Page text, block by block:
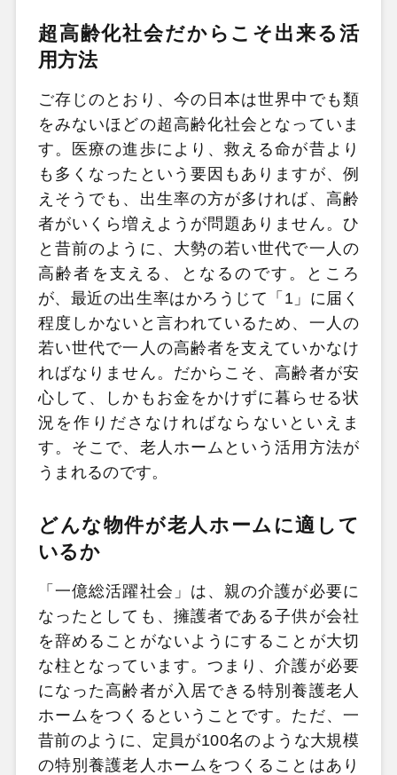
超高齢化社会だからこそ出来る活
用方法
ご存じのとおり、今の日本は世界中でも類
をみないほどの超高齢化社会となっていま
す。医療の進歩により、救える命が昔より
も多くなったという要因もありますが、例
えそうでも、出生率の方が多ければ、高齢
者がいくら増えようが問題ありません。ひ
と昔前のように、大勢の若い世代で一人の
高齢者を支える、となるのです。ところ
が、最近の出生率はかろうじて「1 」に届く
程度しかないと言われているため、一人の
若い世代で一人の高齢者を支えていかなけ
ればなりません。だからこそ、高齢者が安
心して、しかもお金をかけずに暮らせる状
況を作りださなければならないといえま
す。そこで、老人ホームという活用方法が
うまれるのです。
どんな物件が老人ホームに適して
いるか
「一億総活躍社会」は、親の介護が必要に
なったとしても、擁護者である子供が会社
を辞めることがないようにすることが大切
な柱となっています。つまり、介護が必要
になった高齢者が入居できる特別養護老人
ホームをつくるということです。ただ、一
昔前のように、定員が100名のような大規模
の特別養護老人ホームをつくることはあり